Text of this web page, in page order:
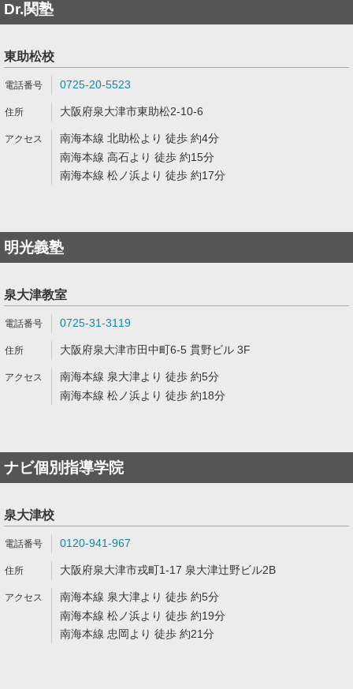
Dr.関塾
東助松校
0725-20-5523
大阪府泉大津市東助松2-10-6
南海本線 北助松より 徒歩 約4分
南海本線 高石より 徒歩 約15分
南海本線 松ノ浜より 徒歩 約17分
明光義塾
泉大津教室
0725-31-3119
大阪府泉大津市田中町6-5 貫野ビル 3F
南海本線 泉大津より 徒歩 約5分
南海本線 松ノ浜より 徒歩 約18分
ナビ個別指導学院
泉大津校
0120-941-967
大阪府泉大津市戎町1-17 泉大津辻野ビル2B
南海本線 泉大津より 徒歩 約5分
南海本線 松ノ浜より 徒歩 約19分
南海本線 忠岡より 徒歩 約21分